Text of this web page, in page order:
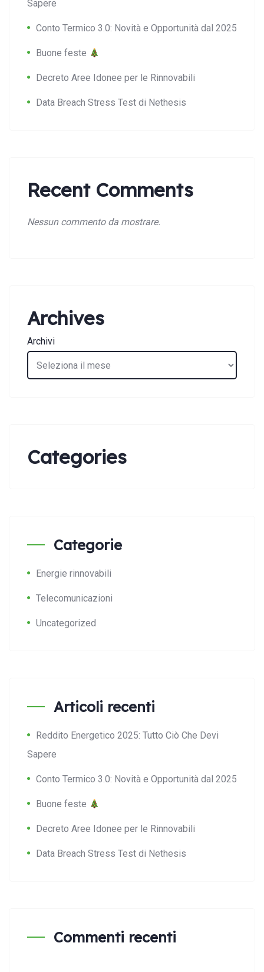
Search:
Sapere
Conto Termico 3.0: Novità e Opportunità dal 2025
Buone feste
Decreto Aree Idonee per le Rinnovabili
Data Breach Stress Test di Nethesis
Recent Comments
Nessun commento da mostrare.
Archives
Archivi
Categories
Categorie
Energie rinnovabili
Telecomunicazioni
Uncategorized
Articoli recenti
Reddito Energetico 2025: Tutto Ciò Che Devi
Sapere
Conto Termico 3.0: Novità e Opportunità dal 2025
Buone feste
Decreto Aree Idonee per le Rinnovabili
Data Breach Stress Test di Nethesis
Commenti recenti